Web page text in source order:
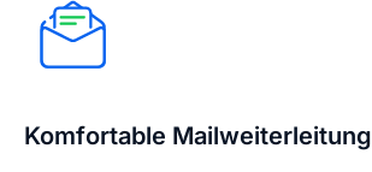
Komfortable Mailweiterleitung